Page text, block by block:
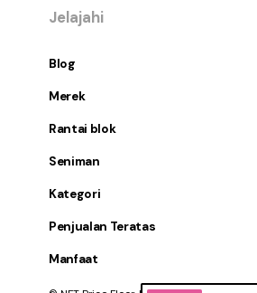
Jelajahi
Blog
Merek
Rantai blok
Seniman
Kategori
Penjualan Teratas
Manfaat